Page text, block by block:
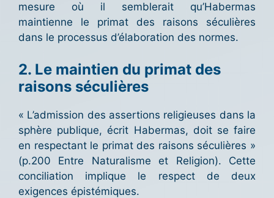
mesure où il semblerait qu’Habermas
maintienne le primat des raisons séculières
dans le processus d’élaboration des normes.
2. Le maintien du primat des
raisons séculières
« L’admission des assertions religieuses dans la
sphère publique, écrit Habermas, doit se faire
en respectant le primat des raisons séculières »
(p.200 Entre Naturalisme et Religion). Cette
conciliation implique le respect de deux
exigences épistémiques.